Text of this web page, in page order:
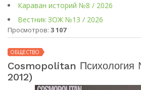
Караван историй №8 / 2026
Вестник ЗОЖ №13 / 2026
Просмотров: 3 107
ОБЩЕСТВО
Cosmopolitan Психология
2012)